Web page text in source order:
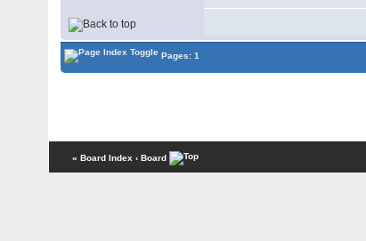
Pages: 1
« Board Index ‹ Board